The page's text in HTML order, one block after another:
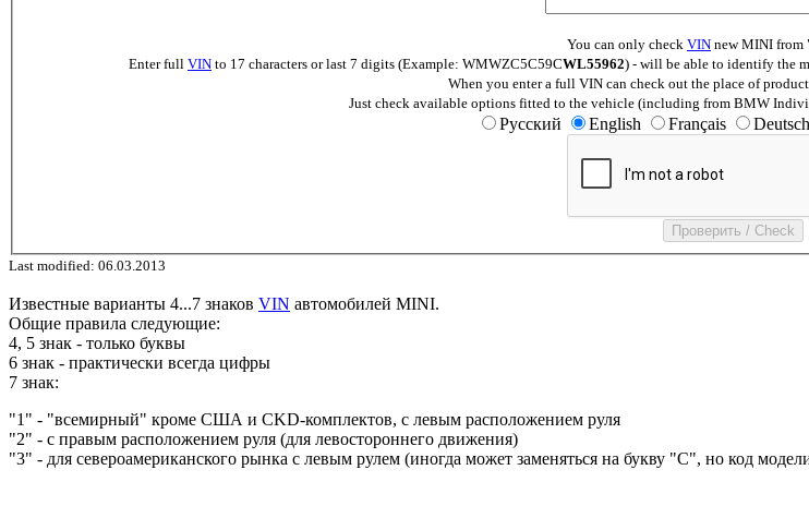
You can only check VIN new MINI from
Enter full VIN to 17 characters or last 7 digits (Example: WMWZC5C59CWL55962) - will be able to identify the
When you enter a full VIN can check out the place of
Just check available options fitted to the vehicle (including from BMW
Русский English Français Deutsch
Last modified: 06.03.2013
Известные варианты 4...7 знаков VIN автомобилей MINI.
Общие правила следующие:
4, 5 знак - только буквы
6 знак - практически всегда цифры
7 знак:
"1" - "всемирный" кроме США и CKD-комплектов, с левым расположением руля
"2" - с правым расположением руля (для левостороннего движения)
"3" - для североамериканского рынка с левым рулем (иногда может заменяться на букву "C", но код